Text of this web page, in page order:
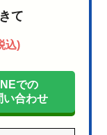
て
込)
での
い合わせ